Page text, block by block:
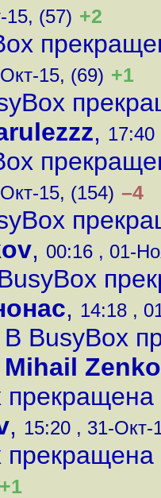
15, (57) +2
15, (69) +1
, 17:40
15, (154) –4
, 00:16 , 01-
, 14:18 ,
В BusyBox
Mihail
, 15:20 , 31-Окт-
+1